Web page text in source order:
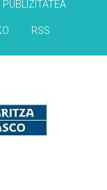
PUBLIZITATEA
RSS